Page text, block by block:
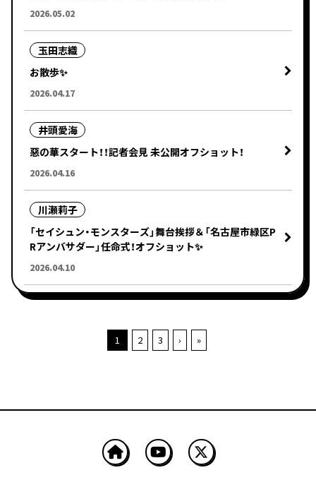
2026.05.02
玉田志織
お散歩✨
2026.04.17
井頭愛海
惡の華スタート！！記者会見 未公開オフショット！
2026.04.16
川瀬莉子
「セイシュン・モンスターズ」舞台挨拶＆「名古屋市緑区P
Rアンバサダー」任命式！オフショット✨
2026.04.10
1 2 3 › »